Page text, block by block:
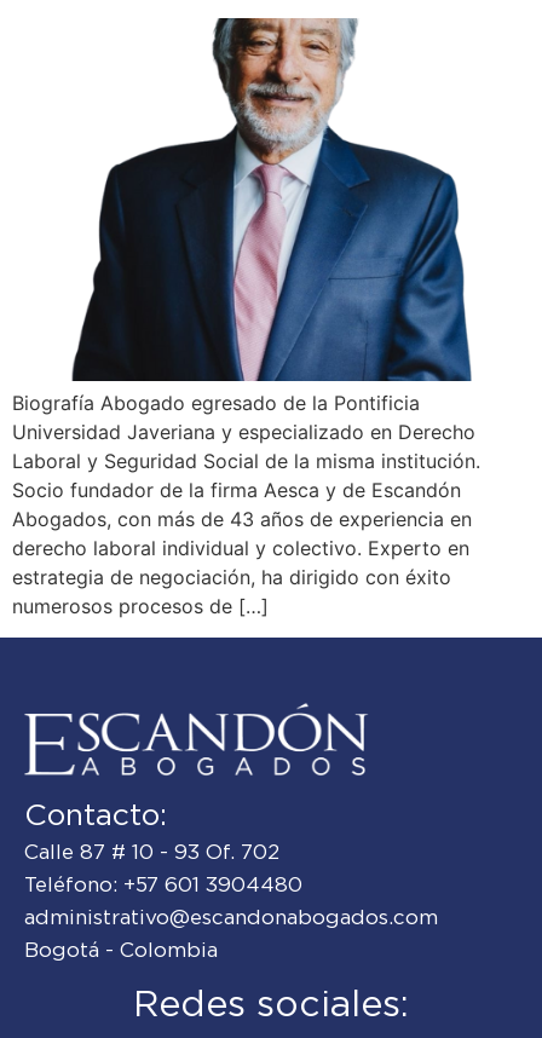
Biografía Abogado egresado de la Pontificia
Universidad Javeriana y especializado en Derecho
Laboral y Seguridad Social de la misma institución.
Socio fundador de la firma Aesca y de Escandón
Abogados, con más de 43 años de experiencia en
derecho laboral individual y colectivo. Experto en
estrategia de negociación, ha dirigido con éxito
numerosos procesos de […]
Contacto:
Calle 87 # 10 - 93 Of. 702
Teléfono: +57 601 3904480
administrativo@escandonabogados.com
Bogotá - Colombia
Redes sociales: